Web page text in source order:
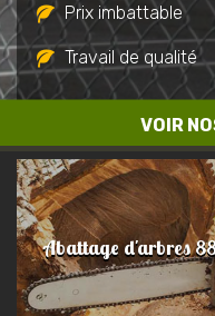
VOIR
Prix imbattable
Travail de qualité
Abattage d'arbres